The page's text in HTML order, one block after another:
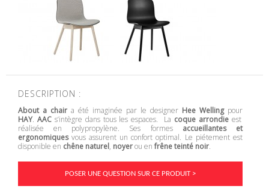
DESCRIPTION :
About a chaira été imaginée par le designer Hee Wellingpour
HAY. AACs’intègre dans tous les espaces. La coque arrondieest
réalisée en polypropylène. Ses formes accueillantes et
ergonomiquesvous assurent un confort optimal. Le piétement est
disponible en chêne naturel, noyerou enfrêne teinté noir.
POSER UNE QUESTION SUR CE PRODUIT >